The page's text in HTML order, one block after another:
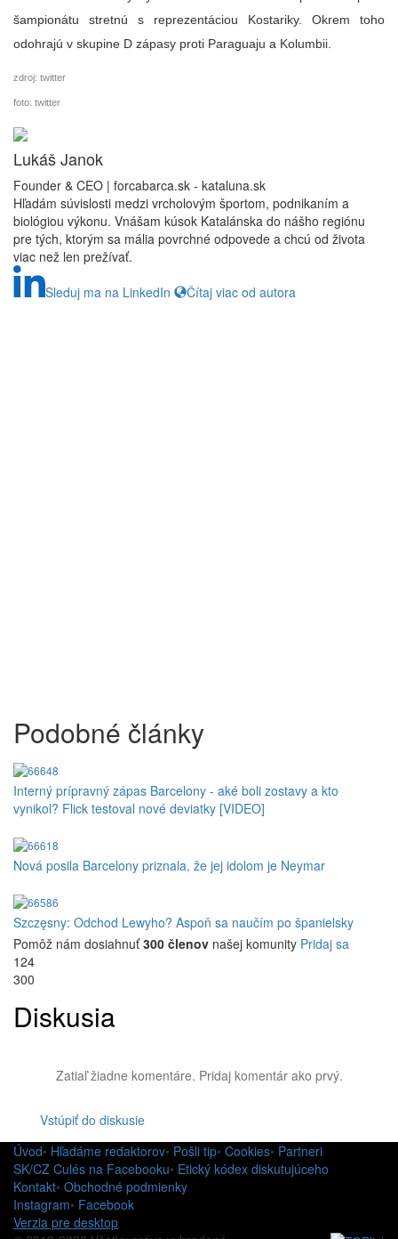
šampionátu stretnú s reprezentáciou Kostariky. Okrem toho
odohrajú v skupine D zápasy proti Paraguaju a Kolumbii.
zdroj: twitter
foto: twitter
Lukáš Janok
Founder & CEO | forcabarca.sk - kataluna.sk
Hľadám súvislosti medzi vrcholovým športom, podnikaním a
biológiou výkonu. Vnášam kúsok Katalánska do nášho regiónu
pre tých, ktorým sa mália povrchné odpovede a chcú od života
viac než len prežívať.
Sleduj ma na LinkedIn
Čítaj viac od autora
Podobné články
Interný prípravný zápas Barcelony - aké boli zostavy a kto
vynikol? Flick testoval nové deviatky [VIDEO]
Nová posila Barcelony priznala, že jej idolom je Neymar
Szczęsny: Odchod Lewyho? Aspoň sa naučím po španielsky
Pomôž nám dosiahnuť300 členov našej komunity Pridaj sa
124
300
Diskusia
Zatiaľ žiadne komentáre. Pridaj komentár ako prvý.
Vstúpiť do diskusie
Úvod• Hľadáme redaktorov• Pošli tip• Cookies• Partneri
SK/CZ Culés na Facebooku• Etický kódex diskutujúceho
Kontakt• Obchodné podmienky
Instagram• Facebook
Verzia pre desktop